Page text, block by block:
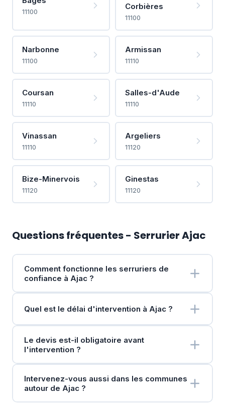
11100
Corbières
11100
Narbonne
11100
Armissan
11110
Coursan
11110
Salles-d'Aude
11110
Vinassan
11110
Argeliers
11120
Bize-Minervois
11120
Ginestas
11120
Questions fréquentes - Serrurier Ajac
Comment fonctionne les serruriers de
confiance à Ajac ?
Quel est le délai d'intervention à Ajac ?
Le devis est-il obligatoire avant
l'intervention ?
Intervenez-vous aussi dans les communes
autour de Ajac ?